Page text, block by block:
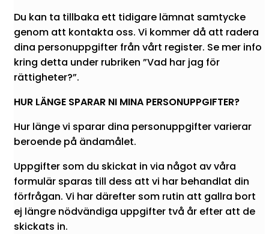
Du kan ta tillbaka ett tidigare lämnat samtycke
genom att kontakta oss. Vi kommer då att radera
dina personuppgifter från vårt register. Se mer info
kring detta under rubriken ”Vad har jag för
rättigheter?”.
HUR LÄNGE SPARAR NI MINA PERSONUPPGIFTER?
Hur länge vi sparar dina personuppgifter varierar
beroende på ändamålet.
Uppgifter som du skickat in via något av våra
formulär sparas till dess att vi har behandlat din
förfrågan. Vi har därefter som rutin att gallra bort
ej längre nödvändiga uppgifter två år efter att de
skickats in.